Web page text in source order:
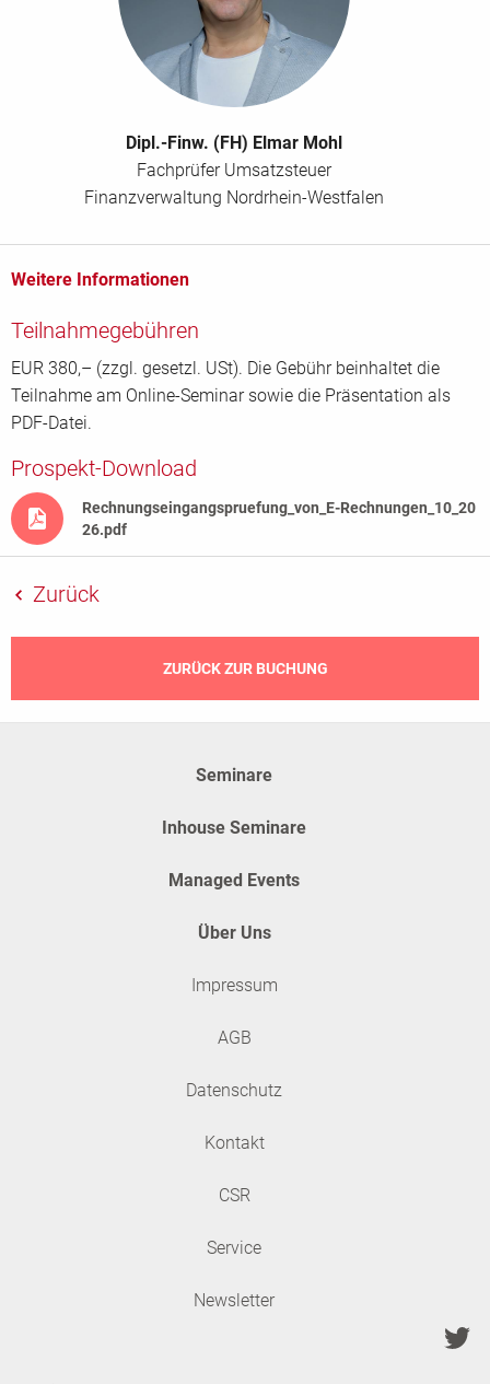
E-Mail Adresse für Rechnung
Straße / Postfach*
Ort*
Land *
Abweichende Rechnungsanschrift Firma
Abweichende Rechnungsanschrift
Genehmigende(r) Vorgesetzte(r)
Anrede Titel
Hinweise zum Datenschutz
Verwendung meiner Daten zu Werbezwecken jederzeit ohne
Fortbildung Heideberg GmbH, Postfach 10 11 05, 69123
Dipl.-Finw. (FH) Elmar Mohl
Fachprüfer Umsatzsteuer
Finanzverwaltung Nordrhein-Westfalen
Weitere Informationen
Teilnahmegebühren
EUR 380,– (zzgl. gesetzl. USt). Die Gebühr beinhaltet die
Teilnahme am Online-Seminar sowie die Präsentation als
PDF-Datei.
Prospekt-Download
Rechnungseingangspruefung_von_E-Rechnungen_10_20
26.pdf
Zurück
ZURÜCK ZUR BUCHUNG
Seminare
Inhouse Seminare
Managed Events
Über Uns
Impressum
AGB
Datenschutz
Kontakt
CSR
Service
Newsletter